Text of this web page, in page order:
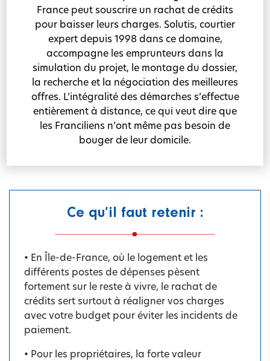
France peut souscrire un rachat de crédits
pour baisser leurs charges. Solutis, courtier
expert depuis 1998 dans ce domaine,
accompagne les emprunteurs dans la
simulation du projet, le montage du dossier,
la recherche et la négociation des meilleures
offres. L’intégralité des démarches s’effectue
entièrement à distance, ce qui veut dire que
les Franciliens n’ont même pas besoin de
bouger de leur domicile.
Ce qu’il faut retenir :
• En Île-de-France, où le logement et les
différents postes de dépenses pèsent
fortement sur le reste à vivre, le rachat de
crédits sert surtout à réaligner vos charges
avec votre budget pour éviter les incidents de
paiement.
• Pour les propriétaires, la forte valeur